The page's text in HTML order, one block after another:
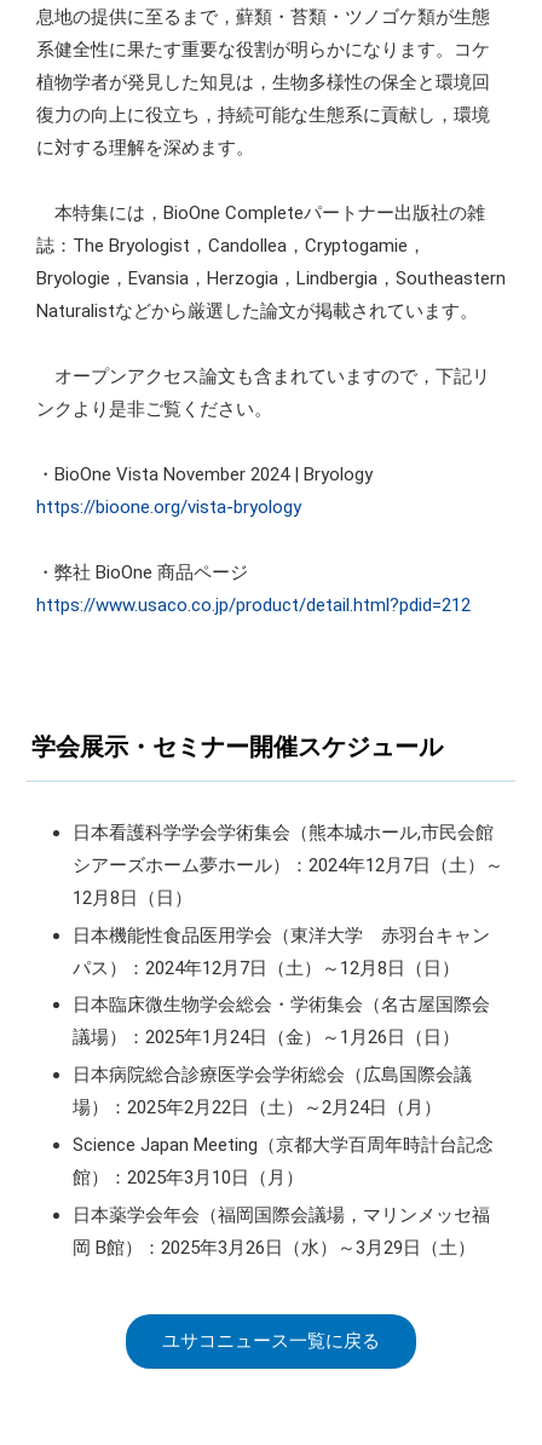
息地の提供に至るまで，蘚類・苔類・ツノゴケ類が生態
系健全性に果たす重要な役割が明らかになります。コケ
植物学者が発見した知見は，生物多様性の保全と環境回
復力の向上に役立ち，持続可能な生態系に貢献し，環境
に対する理解を深めます。
本特集には，BioOne Completeパートナー出版社の雑
誌：The Bryologist，Candollea，Cryptogamie，
Bryologie，Evansia，Herzogia，Lindbergia，Southeastern
Naturalistなどから厳選した論文が掲載されています。
オープンアクセス論文も含まれていますので，下記リ
ンクより是非ご覧ください。
・BioOne Vista November 2024 | Bryology
https://bioone.org/vista-bryology
・弊社 BioOne 商品ページ
https://www.usaco.co.jp/product/detail.html?pdid=212
学会展示・セミナー開催スケジュール
日本看護科学学会学術集会（熊本城ホール,市民会館
シアーズホーム夢ホール）：2024年12月7日（土）～
12月8日（日）
日本機能性食品医用学会（東洋大学 赤羽台キャン
パス）：2024年12月7日（土）～12月8日（日）
日本臨床微生物学会総会・学術集会（名古屋国際会
議場）：2025年1月24日（金）～1月26日（日）
日本病院総合診療医学会学術総会（広島国際会議
場）：2025年2月22日（土）～2月24日（月）
Science Japan Meeting（京都大学百周年時計台記念
館）：2025年3月10日（月）
日本薬学会年会（福岡国際会議場，マリンメッセ福
岡 B館）：2025年3月26日（水）～3月29日（土）
ユサコニュース一覧に戻る